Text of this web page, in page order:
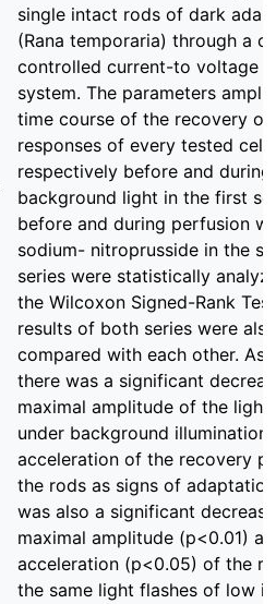
single intact rods of dark
(Rana temporaria) through a
controlled current-to voltage
system. The parameters
time course of the recovery of
responses of every tested cell
respectively before and during
background light in the first
before and during perfusion
sodium- nitroprusside in the
series were statistically
the Wilcoxon Signed-Rank
results of both series were also
compared with each other. As
there was a significant
maximal amplitude of the light
under background illumination
acceleration of the recovery
the rods as signs of
was also a significant
maximal amplitude (p<0.01)
acceleration (p<0.05) of the
the same light flashes of low